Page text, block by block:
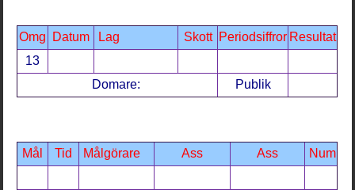
Omg Datum Lag Skott Periodsiffror Resultat
13
Domare:
Publik
Mål Tid Målgörare Ass Ass Num